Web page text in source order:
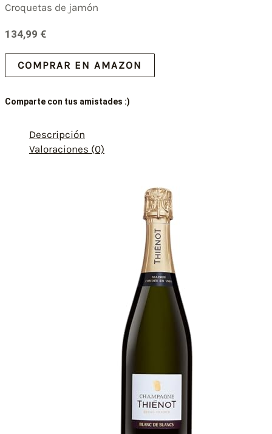
Croquetas de jamón
134,99 €
COMPRAR EN AMAZON
Comparte con tus amistades :)
Descripción
Valoraciones (0)